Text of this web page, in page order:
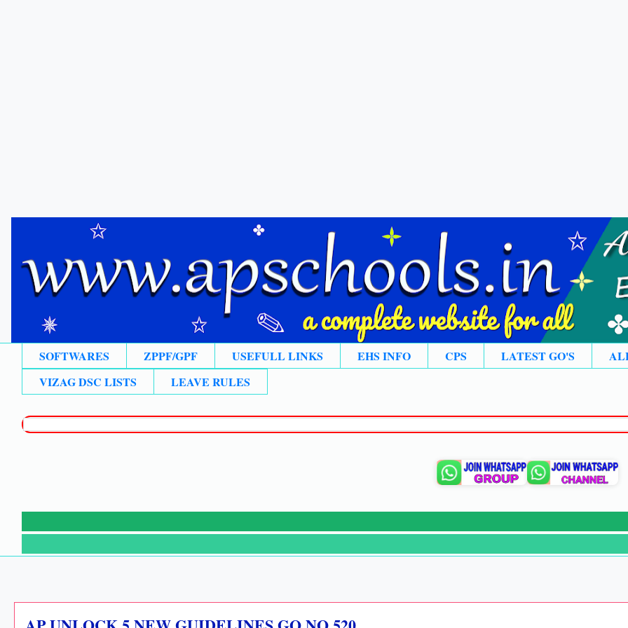
SOFTWARES ZPPF/GPF USEFULL LINKS EHS INFO CPS LATEST GO'S
VIZAG DSC LISTS
LEAVE RULES